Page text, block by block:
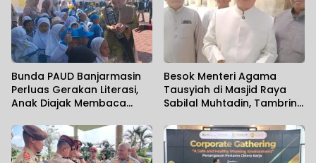
Bunda PAUD Banjarmasin
Perluas Gerakan Literasi,
Anak Diajak Membaca
Besok Menteri Agama
Tausyiah di Masjid Raya
Sabilal Muhtadin, Tambrin
Jamaah Hadir